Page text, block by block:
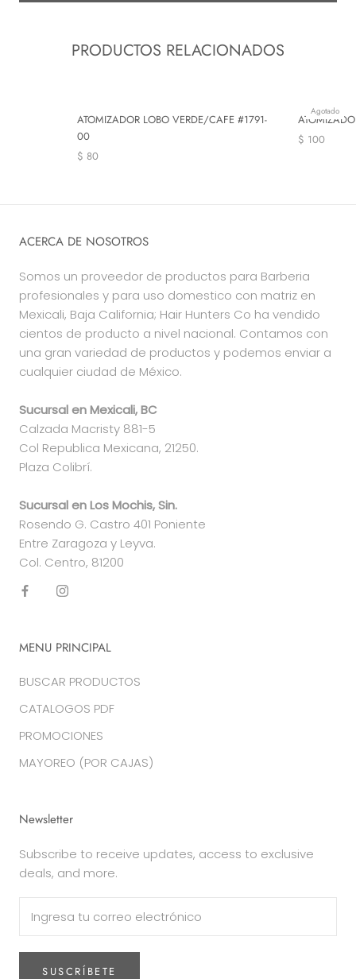
PRODUCTOS RELACIONADOS
ATOMIZADOR LOBO VERDE/CAFE #1791-
00
$ 80
Agotado
$ 100
ACERCA DE NOSOTROS
Somos un proveedor de productos para Barberia
profesionales y para uso domestico con matriz en
Mexicali, Baja California; Hair Hunters Co ha vendido
cientos de producto a nivel nacional. Contamos con
una gran variedad de productos y podemos enviar a
cualquier ciudad de México.
Sucursal en Mexicali, BC
Calzada Macristy 881-5
Col Republica Mexicana, 21250.
Plaza Colibrí.
Sucursal en Los Mochis, Sin.
Rosendo G. Castro 401 Poniente
Entre Zaragoza y Leyva.
Col. Centro, 81200
MENU PRINCIPAL
BUSCAR PRODUCTOS
CATALOGOS PDF
PROMOCIONES
MAYOREO (POR CAJAS)
Newsletter
Subscribe to receive updates, access to exclusive
deals, and more.
SUSCRÍBETE